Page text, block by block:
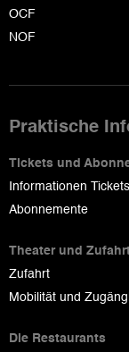
OCF
NOF
Praktische
Tickets und
Informationen
Abonnemente
Theater und
Zufahrt
Mobilität und
Die Restaurants